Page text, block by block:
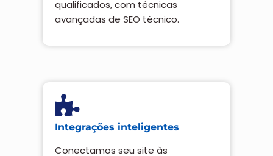
qualificados, com técnicas
avançadas de SEO técnico.
Integrações inteligentes
Conectamos seu site às